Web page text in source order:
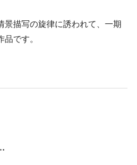
景描写の旋律に誘われて、一期
です。